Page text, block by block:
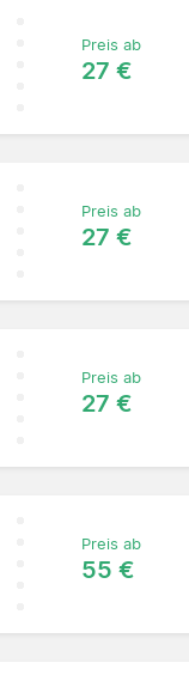
Preis ab
27 €
Preis ab
27 €
Preis ab
27 €
Preis ab
55 €